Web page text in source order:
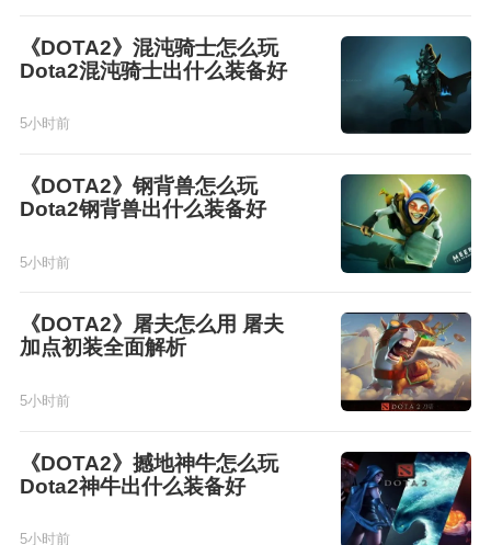
《DOTA2》混沌骑士怎么玩
Dota2混沌骑士出什么装备好
5小时前
《DOTA2》钢背兽怎么玩
Dota2钢背兽出什么装备好
5小时前
《DOTA2》屠夫怎么用 屠夫
加点初装全面解析
5小时前
《DOTA2》撼地神牛怎么玩
Dota2神牛出什么装备好
5小时前